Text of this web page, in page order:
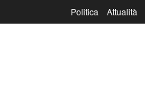
Politica Attualità